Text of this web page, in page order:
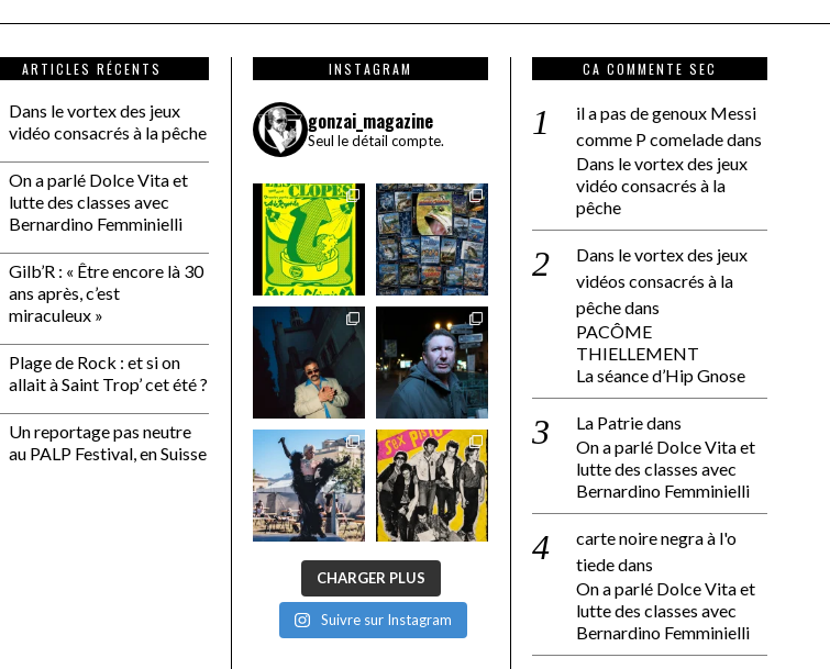
ARTICLES RÉCENTS
Dans le vortex des jeux
vidéo consacrés à la pêche
On a parlé Dolce Vita et
lutte des classes avec
Bernardino Femminielli
Gilb’R : « Être encore là 30
ans après, c’est
miraculeux »
Plage de Rock : et si on
allait à Saint Trop’ cet été ?
Un reportage pas neutre
au PALP Festival, en Suisse
INSTAGRAM
gonzai_magazine
Seul le détail compte.
CHARGER PLUS
Suivre sur Instagram
CA COMMENTE SEC
il a pas de genoux Messi
comme P comeladedans
Dans le vortex des jeux
vidéo consacrés à la
pêche
Dans le vortex des jeux
vidéos consacrés à la
pêchedans
PACÔME
THIELLEMENT
La séance d’Hip Gnose
La Patriedans
On a parlé Dolce Vita et
lutte des classes avec
Bernardino Femminielli
carte noire negra à l'o
tiededans
On a parlé Dolce Vita et
lutte des classes avec
Bernardino Femminielli